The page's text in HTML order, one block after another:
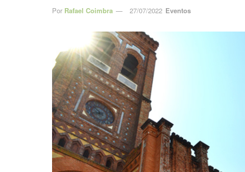
Por Rafael Coimbra 27/07/2022 Eventos